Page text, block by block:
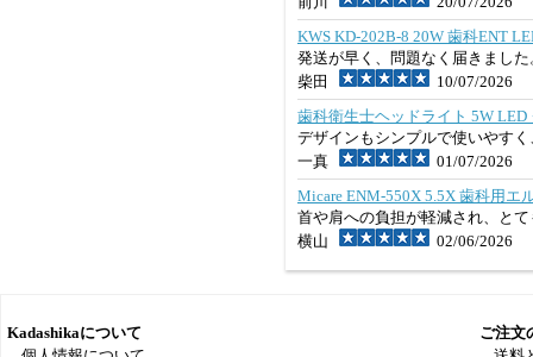
KWS KD-202B-8 20W 歯科ENT
発送が早く、問題なく届きまし
柴田
10/07/2026
歯科衛生士ヘッドライト 5W
デザインもシンプルで使いやす
一真
01/07/2026
Micare ENM-550X 5.5X 歯科用エ
首や肩への負担が軽減され、と
横山
02/06/2026
Kadashikaについて
ご注文